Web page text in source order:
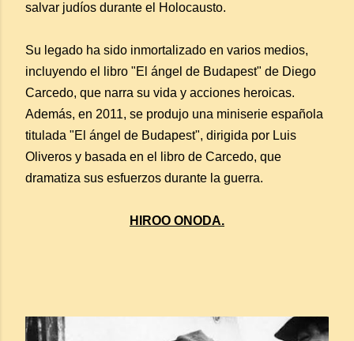
salvar judíos durante el Holocausto.
Su legado ha sido inmortalizado en varios medios,
incluyendo el libro "El ángel de Budapest" de Diego
Carcedo, que narra su vida y acciones heroicas.
Además, en 2011, se produjo una miniserie española
titulada "El ángel de Budapest", dirigida por Luis
Oliveros y basada en el libro de Carcedo, que
dramatiza sus esfuerzos durante la guerra.
HIROO ONODA.